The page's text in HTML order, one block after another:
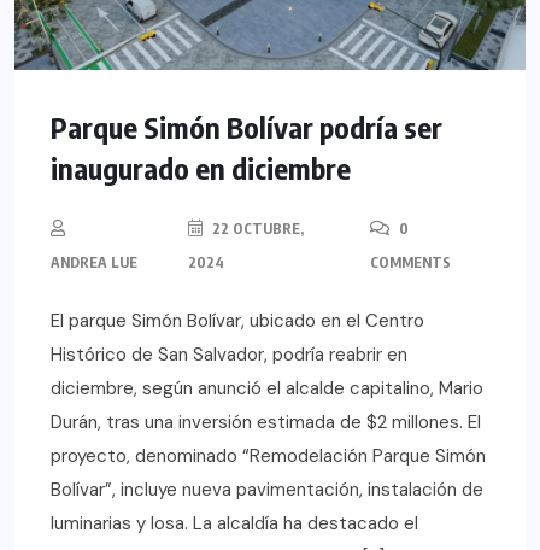
Parque Simón Bolívar podría ser
inaugurado en diciembre
ANDREA LUE
22 OCTUBRE,
2024
0
COMMENTS
El parque Simón Bolívar, ubicado en el Centro
Histórico de San Salvador, podría reabrir en
diciembre, según anunció el alcalde capitalino, Mario
Durán, tras una inversión estimada de $2 millones. El
proyecto, denominado “Remodelación Parque Simón
Bolívar”, incluye nueva pavimentación, instalación de
luminarias y losa. La alcaldía ha destacado el